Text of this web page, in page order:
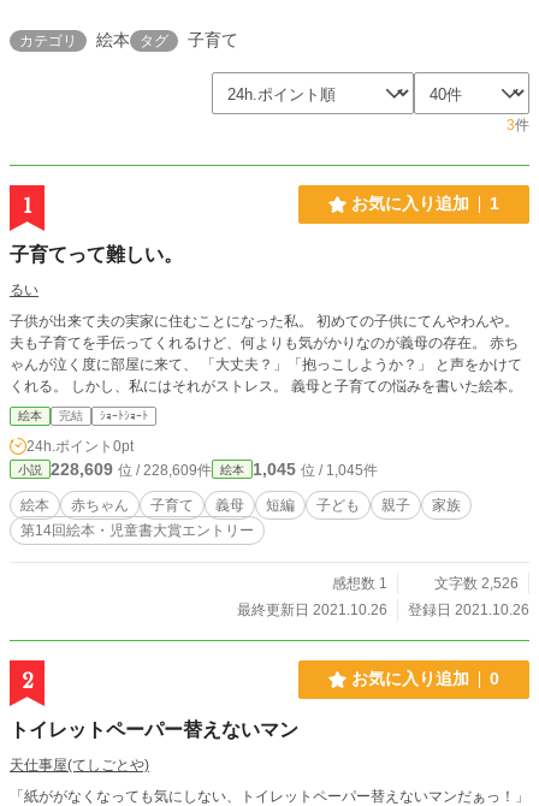
カテゴリ 絵本 タグ 子育て
3件
1 お気に入り追加 1
子育てって難しい。
るい
子供が出来て夫の実家に住むことになった私。 初めての子供にてんやわんや。
夫も子育てを手伝ってくれるけど、何よりも気がかりなのが義母の存在。 赤ち
ゃんが泣く度に部屋に来て、 「大丈夫？」「抱っこしようか？」 と声をかけて
くれる。 しかし、私にはそれがストレス。 義母と子育ての悩みを書いた絵本。
絵本 完結 ｼｮｰﾄｼｮｰﾄ
24h.ポイント 0pt
小説 228,609 位 / 228,609件 絵本 1,045 位 / 1,045件
絵本 赤ちゃん 子育て 義母 短編 子ども 親子
家族
第14回絵本・児童書大賞エントリー
感想数 1
文字数 2,526
最終更新日 2021.10.26
登録日 2021.10.26
2 お気に入り追加 0
トイレットペーパー替えないマン
天仕事屋(てしごとや)
「紙ががなくなっても気にしない、トイレットペーパー替えないマンだぁっ！」